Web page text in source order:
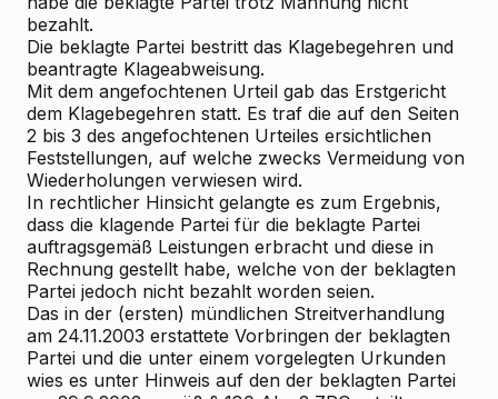
bezahlt.
Die beklagte Partei bestritt das Klagebegehren und
beantragte Klageabweisung.
Mit dem angefochtenen Urteil gab das Erstgericht
dem Klagebegehren statt. Es traf die auf den Seiten
2 bis 3 des angefochtenen Urteiles ersichtlichen
Feststellungen, auf welche zwecks Vermeidung von
Wiederholungen verwiesen wird.
In rechtlicher Hinsicht gelangte es zum Ergebnis,
dass die klagende Partei für die beklagte Partei
auftragsgemäß Leistungen erbracht und diese in
Rechnung gestellt habe, welche von der beklagten
Partei jedoch nicht bezahlt worden seien.
Das in der (ersten) mündlichen Streitverhandlung
am 24.11.2003 erstattete Vorbringen der beklagten
Partei und die unter einem vorgelegten Urkunden
wies es unter Hinweis auf den der beklagten Partei